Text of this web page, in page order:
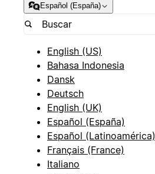
Español (España)
English (US)
Bahasa Indonesia
Dansk
Deutsch
English (UK)
Español (España)
Español (Latinoamérica)
Français (France)
Italiano